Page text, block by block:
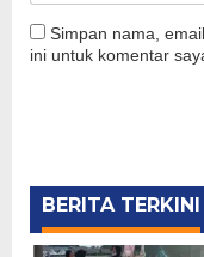
Simpan nama,
ini untuk komentar
BERITA TERKINI